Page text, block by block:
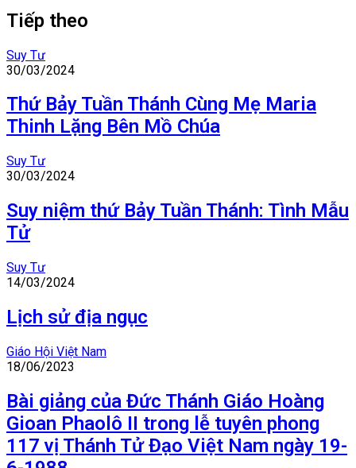
Tiếp theo
Suy Tư
30/03/2024
Thứ Bảy Tuần Thánh Cùng Mẹ Maria
Thinh Lặng Bên Mồ Chúa
Suy Tư
30/03/2024
Suy niệm thứ Bảy Tuần Thánh: Tình Mẫu
Tử
Suy Tư
14/03/2024
Lịch sử địa ngục
Giáo Hội Việt Nam
18/06/2023
Bài giảng của Đức Thánh Giáo Hoàng
Gioan Phaolô II trong lễ tuyên phong
117 vị Thánh Tử Đạo Việt Nam ngày 19-